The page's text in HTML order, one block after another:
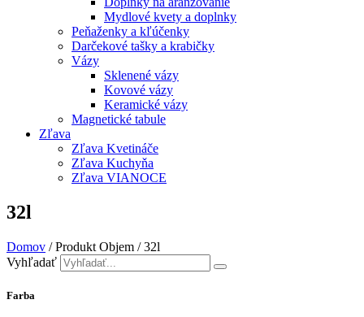
Mydlové kvety a doplnky
Peňaženky a kľúčenky
Darčekové tašky a krabičky
Vázy
Sklenené vázy
Kovové vázy
Keramické vázy
Magnetické tabule
Zľava
Zľava Kvetináče
Zľava Kuchyňa
Zľava VIANOCE
32l
Domov / Produkt Objem / 32l
Vyhľadať
Farba